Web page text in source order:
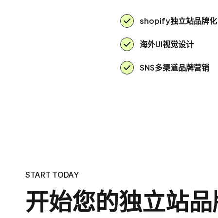
shopify独立站品牌化
海外UI视觉设计
SNS多渠道品牌营销
START TODAY
开始您的独立站